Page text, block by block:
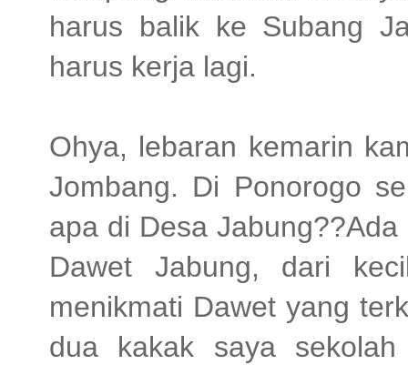
harus balik ke Subang
harus kerja lagi.
Ohya, lebaran kemarin
Jombang. Di Ponorogo
apa di Desa
Dawet Jabung, dari
menikmati Dawet yang
dua kakak saya